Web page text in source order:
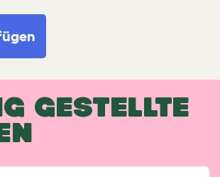
GESTELLTE